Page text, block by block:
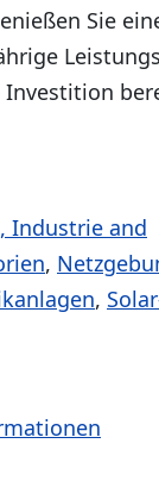
Sie
Industrie and
,
,